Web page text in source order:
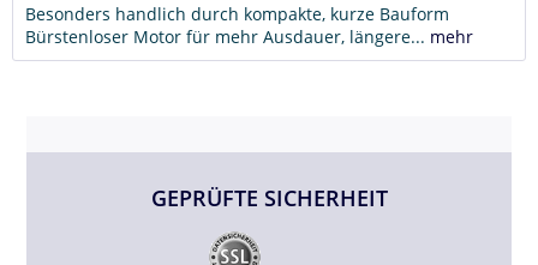
Besonders handlich durch kompakte, kurze Bauform
Bürstenloser Motor für mehr Ausdauer, längere... mehr
GEPRÜFTE SICHERHEIT